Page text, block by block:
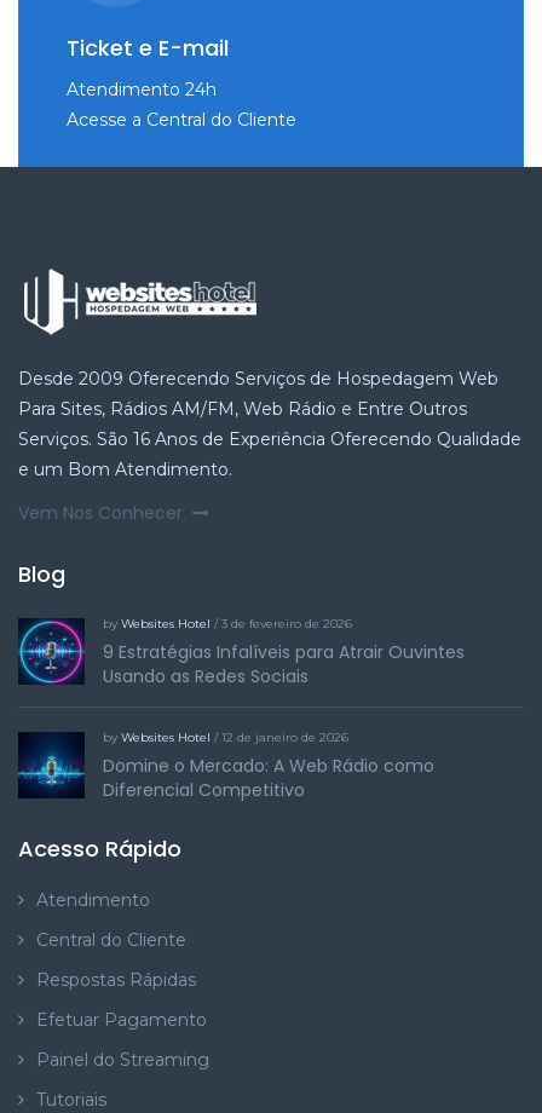
Ticket e E-mail
Atendimento 24h
Acesse a Central do Cliente
Desde 2009 Oferecendo Serviços de Hospedagem Web
Para Sites, Rádios AM/FM, Web Rádio e Entre Outros
Serviços. São 16 Anos de Experiência Oferecendo Qualidade
e um Bom Atendimento.
Vem Nos Conhecer
Blog
by Websites Hotel / 3 de fevereiro de 2026
9 Estratégias Infalíveis para Atrair Ouvintes
Usando as Redes Sociais
by Websites Hotel / 12 de janeiro de 2026
Domine o Mercado: A Web Rádio como
Diferencial Competitivo
Acesso Rápido
Atendimento
Central do Cliente
Respostas Rápidas
Efetuar Pagamento
Painel do Streaming
Tutoriais